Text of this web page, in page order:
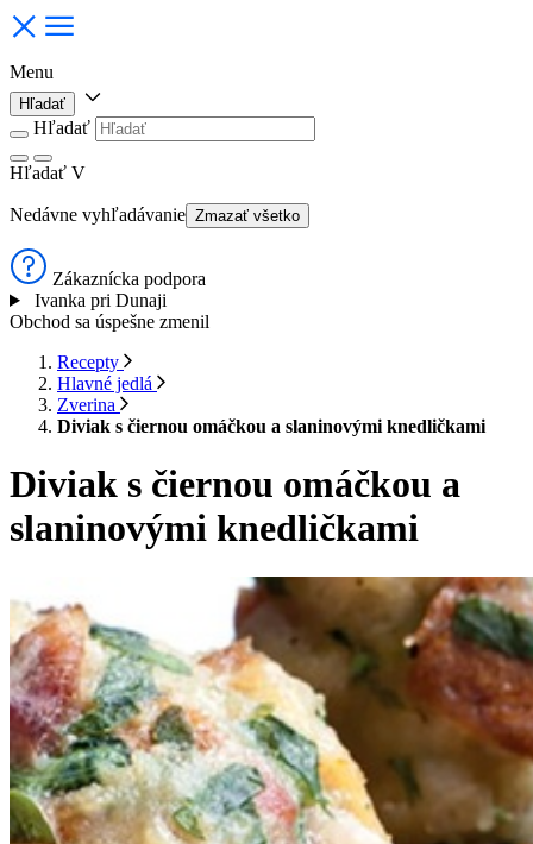
Menu
Hľadať
Hľadať
Hľadať V
Nedávne vyhľadávanie Zmazať všetko
Zákaznícka podpora
Ivanka pri Dunaji
Obchod sa úspešne zmenil
Recepty
Hlavné jedlá
Zverina
Diviak s čiernou omáčkou a slaninovými knedličkami
Diviak s čiernou omáčkou a
slaninovými knedličkami